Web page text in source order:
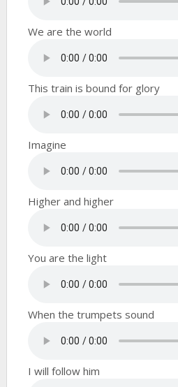
We are the world
This train is bound for glory
Imagine
Higher and higher
You are the light
When the trumpets sound
I will follow him